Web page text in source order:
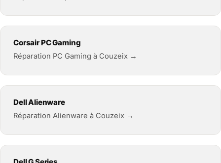
Corsair PC Gaming
Réparation PC Gaming à Couzeix →
Dell Alienware
Réparation Alienware à Couzeix →